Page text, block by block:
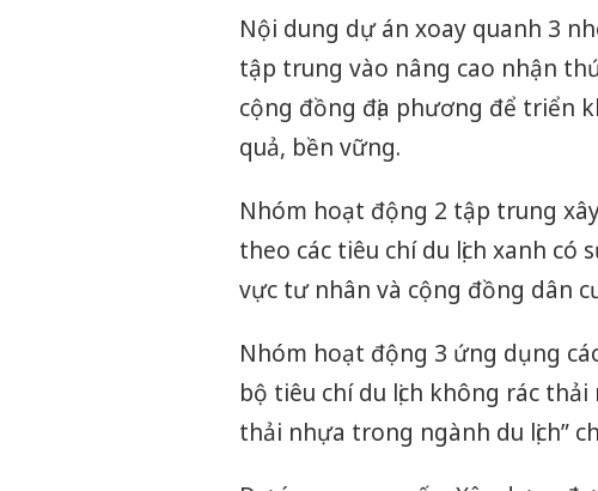
Nội dung dự án xoay quanh 3
tập trung vào nâng cao nhận
cộng đồng địa phương để triển
quả, bền vững.
Nhóm hoạt động 2 tập trung
theo các tiêu chí du lịch xanh có
vực tư nhân và cộng đồng dân
Nhóm hoạt động 3 ứng dụng
bộ tiêu chí du lịch không rác
thải nhựa trong ngành du lịch”